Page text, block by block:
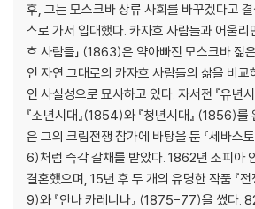
후, 그는 모스크바 상류 사회를 바꾸겠다고
스로 가서 입대했다. 카자흐 사람들과 어울리
흐 사람들」 (1863)은 약아빠진 모스크바 젊
인 자연 그대로의 카자흐 사람들의 삶을 비교
인 사실성으로 묘사하고 있다. 자서전 『유년
『소년시대』(1854)와 『청년시대』 (1856)
은 그의 크림전쟁 참가에 바탕을 둔 『세바스
6)처럼 즉각 갈채를 받았다. 1862년 소피아
결혼했으며, 15년 후 두 개의 유명한 작품 『
9)와 『안나 카레니나』 (1875-77)을 썼다.